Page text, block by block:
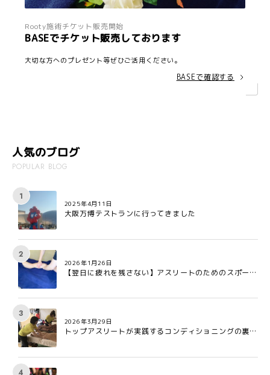
Rooty施術チケット販売開始
BASEでチケット販売しております
大切な方へのプレゼント等ぜひご活用ください。
BASEで確認する
人気のブログ
POPULAR BLOG
2025年4月11日
大阪万博テストランに行ってきました
2026年1月26日
【翌日に疲れを残さない】アスリートのためのスポーツ
2026年3月29日
トップアスリートが実践するコンディショニングの裏側